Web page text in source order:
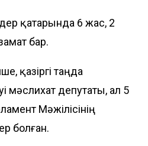
қатарында 6 жас, 2
бар.
қазіргі таңда
мәслихат депутаты, ал 5
Мәжілісінің
болған.